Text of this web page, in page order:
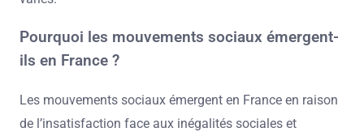
Pourquoi les mouvements sociaux émergent-
ils en France ?
Les mouvements sociaux émergent en France en raison
de l’insatisfaction face aux inégalités sociales et